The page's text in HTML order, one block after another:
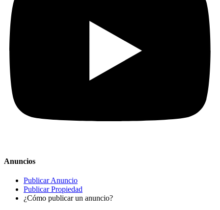
Anuncios
Publicar Anuncio
Publicar Propiedad
¿Cómo publicar un anuncio?